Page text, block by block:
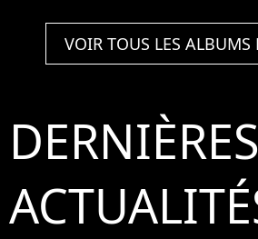
VOIR TOUS LES ALBUMS
DERNIÈRES